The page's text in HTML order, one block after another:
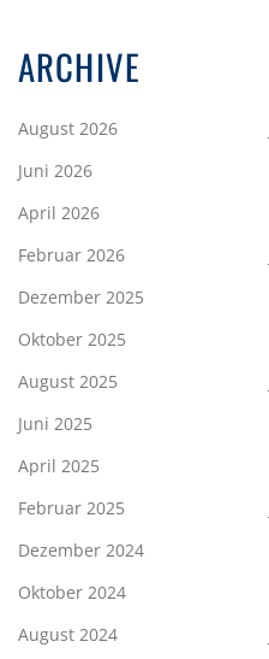
ARCHIVE
August 2026
Juni 2026
April 2026
Februar 2026
Dezember 2025
Oktober 2025
August 2025
Juni 2025
April 2025
Februar 2025
Dezember 2024
Oktober 2024
August 2024